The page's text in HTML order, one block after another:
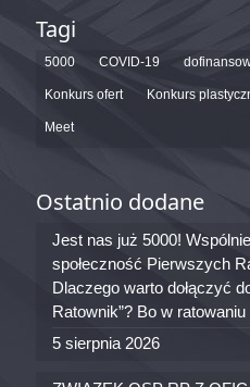
Tagi
5000 COVID-19
Konkurs ofert Konkurs
Meet
Ostatnio dodane
Jest nas już 5000!
społeczność Pierwszych
Dlaczego warto dołączyć
Ratownik”? Bo w
5 sierpnia 2026